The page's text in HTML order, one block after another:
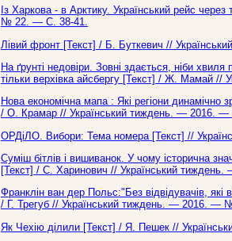
Із Харкова - в Арктику. Український рейс
№ 22. — С. 38-41.
Лівий фронт [Текст] / Б. Буткевич //
На ґрунті недовіри. Зовні здається, ніби
тільки верхівка айсбергу [Текст] / Ж. Мамай
Нова економічна мапа : Які регіони динамічно
/ О. Крамар // Український тиждень. — 2016.
ОРДіЛО. Вибори: Тема номера [Текст] //
Суміш бітлів і вишиванок. У чому історична
[Текст] / С. Харинович // Український
Франклін ван дер Польс:"Без відвідувачів,
/ Г. Трегуб // Український тиждень. — 2016.
Як Чехію ділили [Текст] / Я. Пешек //